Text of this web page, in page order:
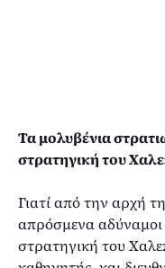
Τα μολυβένια
στρατηγική του
Γιατί από την αρχή
απρόσμενα αδύναμοι
στρατηγική του